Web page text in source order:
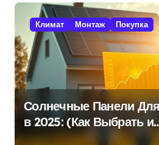
Климат Монтаж Покупка
Солнечные Панели
в 2025: (Как Выбрать и
Сэкономить?)